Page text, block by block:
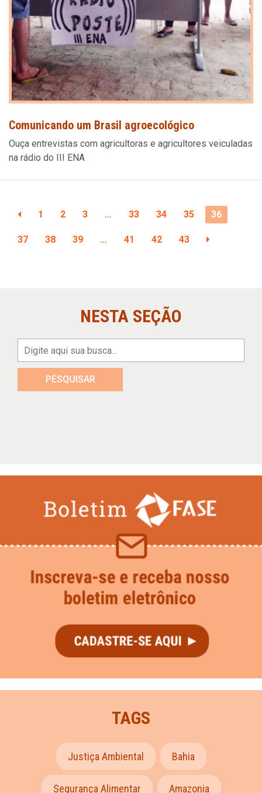
Comunicando um Brasil agroecológico
Ouça entrevistas com agricultoras e agricultores veiculadas
na rádio do III ENA
1 2 3 … 33 34 35 36
37 38 39 … 41 42 43
NESTA SEÇÃO
PESQUISAR
TAGS
Justiça Ambiental Bahia
Segurança Alimentar Amazonia